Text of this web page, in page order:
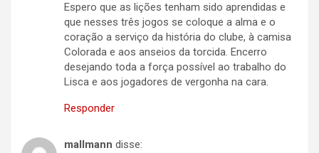
Espero que as lições tenham sido aprendidas e
que nesses três jogos se coloque a alma e o
coração a serviço da história do clube, à camisa
Colorada e aos anseios da torcida. Encerro
desejando toda a força possível ao trabalho do
Lisca e aos jogadores de vergonha na cara.
Responder
mallmann disse: